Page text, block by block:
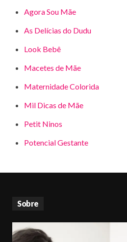
Agora Sou Mãe
As Delícias do Dudu
Look Bebê
Macetes de Mãe
Maternidade Colorida
Mil Dicas de Mãe
Petit Ninos
Potencial Gestante
Sobre